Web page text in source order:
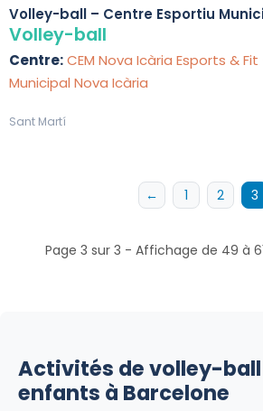
Volley-ball – Centre Esportiu
Volley-ball
Centre:CEM Nova Icària Esports &
Municipal Nova Icària
Sant Martí
← 1 2 3
Page 3 sur 3 - Affichage de 49 à
Activités de volley-
enfants à Barcelone